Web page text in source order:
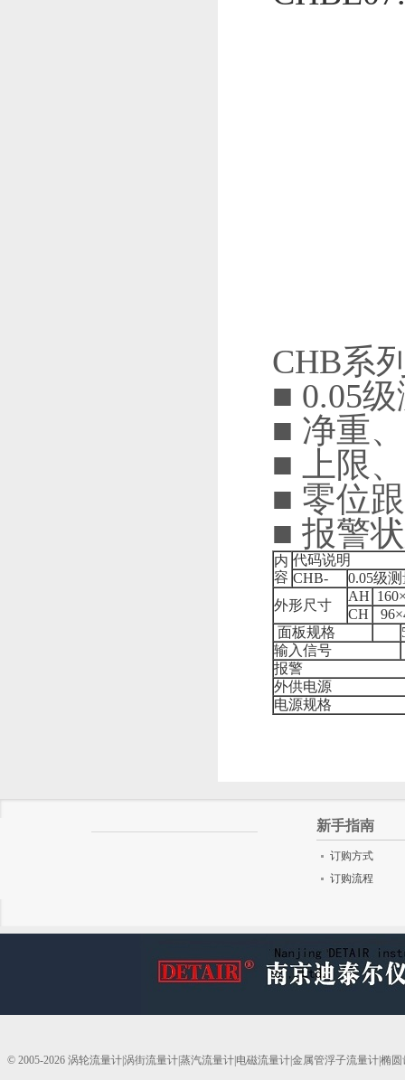
CHB系
■ 0.05
■ 净重
■ 上限
■ 零位
■ 报警
内
容
代码说明
CHB-
0.05级
外形尺寸
AH
CH
面板规格
输入信号
报警
外供电源
电源规格
新手指南
订购方式
订购流程
© 2005-2026 涡轮流量计|涡街流量计|蒸汽流量计|电磁流量计|金属管浮子流量计|椭